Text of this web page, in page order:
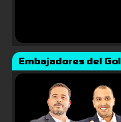
Embajadores del Gol